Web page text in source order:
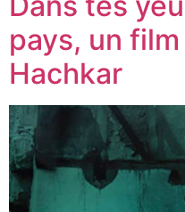
pays, un
Hachkar